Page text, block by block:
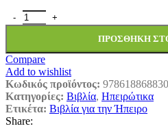
(Α)ΣΥΝΕΧΕΙΕΣ ΣΤΑ ΨΗΛΑ
ΠΡΟΣΘΉΚΗ
Compare
Add to wishlist
Κωδικός προϊόντος:
Κατηγορίες: Βιβλία, Ηπειρώτικα
Ετικέτα: Βιβλία για την Ήπειρο
Share: